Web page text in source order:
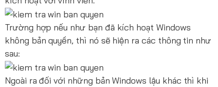
Trường hợp nếu như bạn đã kích hoạt Windows
không bản quyền, thì nó sẽ hiện ra các thông tin như
sau:
Ngoài ra đối với những bản Windows lậu khác thì khi